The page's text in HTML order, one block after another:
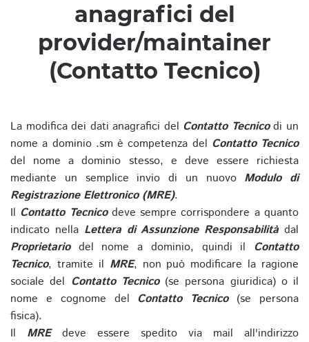
anagrafici del
provider/maintainer
(Contatto Tecnico)
La modifica dei dati anagrafici del Contatto Tecnicodi un
nome a dominio .sm è competenza del Contatto Tecnico
del nome a dominio stesso, e deve essere richiesta
mediante un semplice invio di un nuovo Modulo di
Registrazione Elettronico (MRE).
Il Contatto Tecnicodeve sempre corrispondere a quanto
indicato nella Lettera di Assunzione Responsabilitàdal
Proprietariodel nome a dominio, quindi il Contatto
Tecnico, tramite il MRE, non può modificare la ragione
sociale del Contatto Tecnico(se persona giuridica) o il
nome e cognome del Contatto Tecnico(se persona
fisica).
Il MREdeve essere spedito via mail all'indirizzo